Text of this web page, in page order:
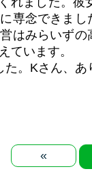
専念できま
はみらいず
ています。
。Kさん、あ
«